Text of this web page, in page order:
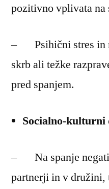
pozitivno vplivata na
– Psihični stres in
skrb ali težke
pred spanjem.
Socialno-
– Na spanje
partnerji in v družini,